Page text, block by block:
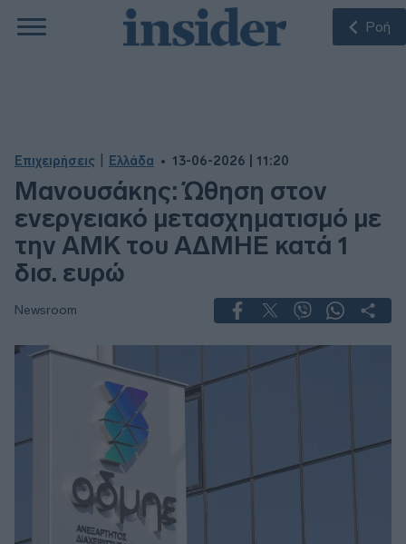
Ροή
Επιχειρήσεις Ελλάδα 13-06-2026 | 11:20
Μανουσάκης: Ώθηση στον
ενεργειακό μετασχηματισμό με
την ΑΜΚ του ΑΔΜΗΕ κατά 1
δισ. ευρώ
Newsroom